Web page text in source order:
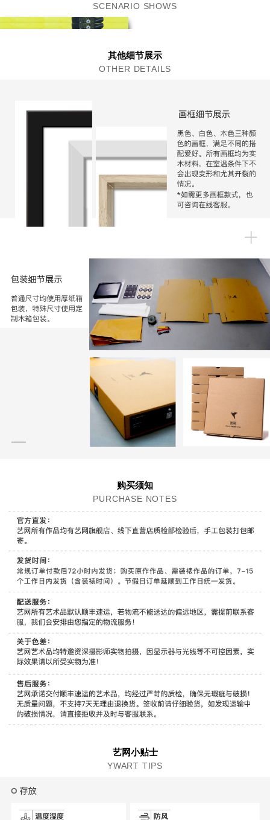
SCENARIO SHOWS
其他细节展示
OTHER DETAILS
购买须知
PURCHASE NOTES
艺网小贴士
YWART TIPS